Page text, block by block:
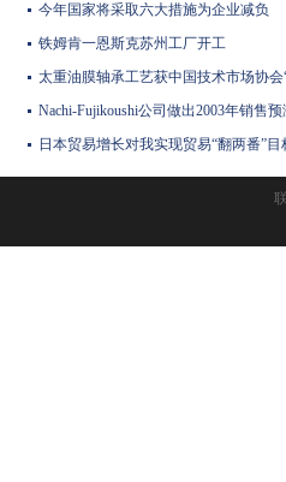
今年国家将采取六大措施为企业减负
铁姆肯一恩斯克苏州工厂开工
太重油膜轴承工艺获中国技术市场协会
Nachi-Fujikoushi公司做出2003年销售预
日本贸易增长对我实现贸易“翻两番”